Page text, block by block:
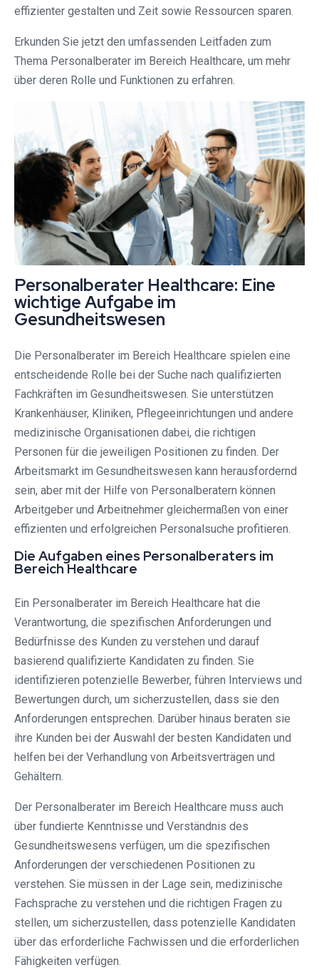
effizienter gestalten und Zeit sowie Ressourcen sparen.
Erkunden Sie jetzt den umfassenden Leitfaden zum
Thema Personalberater im Bereich Healthcare, um mehr
über deren Rolle und Funktionen zu erfahren.
Personalberater Healthcare: Eine
wichtige Aufgabe im
Gesundheitswesen
Die Personalberater im Bereich Healthcare spielen eine
entscheidende Rolle bei der Suche nach qualifizierten
Fachkräften im Gesundheitswesen. Sie unterstützen
Krankenhäuser, Kliniken, Pflegeeinrichtungen und andere
medizinische Organisationen dabei, die richtigen
Personen für die jeweiligen Positionen zu finden. Der
Arbeitsmarkt im Gesundheitswesen kann herausfordernd
sein, aber mit der Hilfe von Personalberatern können
Arbeitgeber und Arbeitnehmer gleichermaßen von einer
effizienten und erfolgreichen Personalsuche profitieren.
Die Aufgaben eines Personalberaters im
Bereich Healthcare
Ein Personalberater im Bereich Healthcare hat die
Verantwortung, die spezifischen Anforderungen und
Bedürfnisse des Kunden zu verstehen und darauf
basierend qualifizierte Kandidaten zu finden. Sie
identifizieren potenzielle Bewerber, führen Interviews und
Bewertungen durch, um sicherzustellen, dass sie den
Anforderungen entsprechen. Darüber hinaus beraten sie
ihre Kunden bei der Auswahl der besten Kandidaten und
helfen bei der Verhandlung von Arbeitsverträgen und
Gehältern.
Der Personalberater im Bereich Healthcare muss auch
über fundierte Kenntnisse und Verständnis des
Gesundheitswesens verfügen, um die spezifischen
Anforderungen der verschiedenen Positionen zu
verstehen. Sie müssen in der Lage sein, medizinische
Fachsprache zu verstehen und die richtigen Fragen zu
stellen, um sicherzustellen, dass potenzielle Kandidaten
über das erforderliche Fachwissen und die erforderlichen
Fähigkeiten verfügen.